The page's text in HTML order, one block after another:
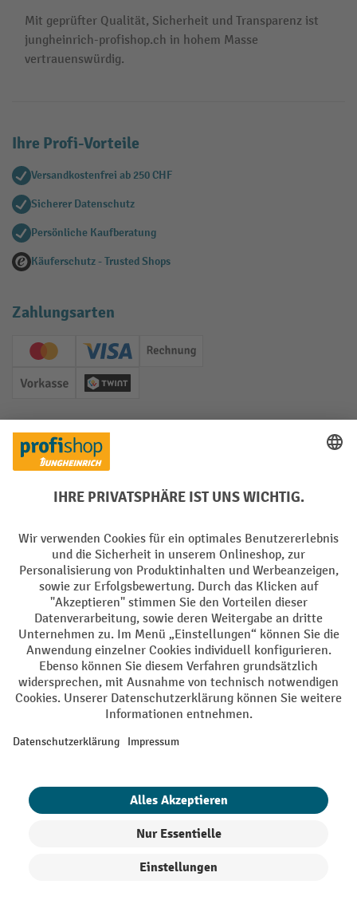
Mit geprüfter Qualität, Sicherheit und Transparenz ist
jungheinrich-profishop.ch in hohem Masse
vertrauenswürdig.
Ihre Profi-Vorteile
Versandkostenfrei ab 250 CHF
Sicherer Datenschutz
Persönliche Kaufberatung
Käuferschutz - Trusted Shops
Zahlungsarten
Creditcard (Master)Creditcard (Visa)
Rechnung
Vorkasse Twint
Soziale Netzwerke
Facebook
YouTube
LinkedInInstagram
Sprachen
DE FR
AGB Impressum Datenschutz Privacy Settings
Alle Preise exkl. gesetzl. Mehrwertsteuer zzgl.Versandkostenund ggf.
Nachnahmegebühren, wenn nicht anders angegeben.
¹ Der Rabatt gilt so lange der Vorrat reicht. Der Rabatt gilt nicht auf
oder Gutscheinen ist nicht möglich. | ² Der Rabatt wird einmalig bei
eingelöst werden. Die Höhe des Rabatts variiert je nach
Produktkategorie und beträgt bis zu 10 % (10 % auf Lager, Umwelt,
Heben | 7% auf Büro). Ausgenommen sind Elektro-Hubwagen,
Ausschluss von Werkzeug. Gilt nicht auf Sonderpreise. Kombination